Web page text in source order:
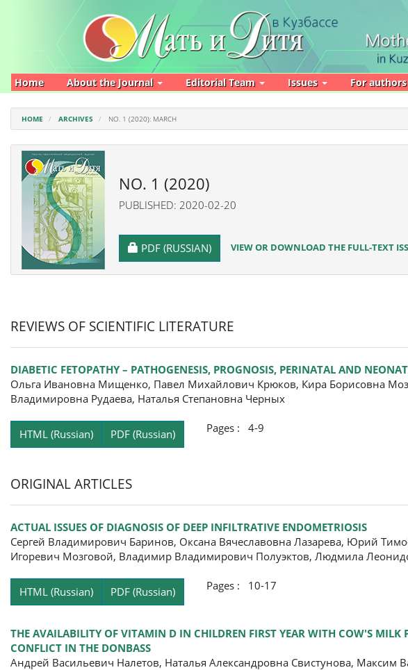
Navigation
Home About the Journal Editorial Team Issues For authors
HOME ARCHIVES NO. 1 (2020): MARCH
NO. 1 (2020)
PUBLISHED: 2020-02-20
REQUIRES SUBSCRIPTION
PDF (RUSSIAN) VIEW OR DOWNLOAD THE FULL-TEXT
REVIEWS OF SCIENTIFIC LITERATURE
DIABETIC FETOPATHY – PATHOGENESIS, PROGNOSIS, PERINATAL AND
Ольга Ивановна Мищенко, Павел Михайлович Крюков, Кира Борисовна
Владимировна Рудаева, Наталья Степановна Черных
HTML (Russian) PDF (Russian) Pages : 4-9
ORIGINAL ARTICLES
ACTUAL ISSUES OF DIAGNOSIS OF DEEP INFILTRATIVE ENDOMETRIOSIS
Сергей Владимирович Баринов, Оксана Вячеславовна Лазарева, Юрий
Игоревич Мозговой, Владимир Владимирович Полуэктов, Людмила
HTML (Russian) PDF (Russian) Pages : 10-17
THE AVAILABILITY OF VITAMIN D IN CHILDREN FIRST YEAR WITH COW'S
CONFLICT IN THE DONBASS
Андрей Васильевич Налетов, Наталья Александровна Свистунова, Максим